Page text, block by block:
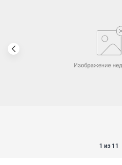
1 из 11